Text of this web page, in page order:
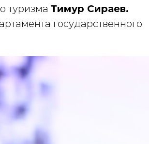
туризма Тимур Сираев.
государственного